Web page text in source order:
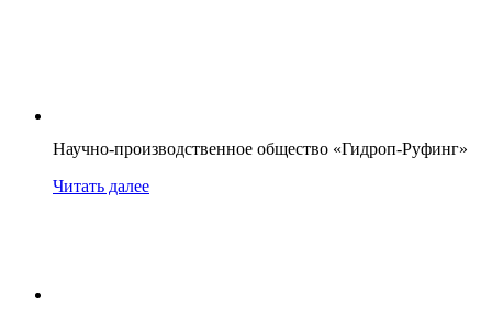
Научно-производственное общество «Гидроп-Руфинг»
Читать далее